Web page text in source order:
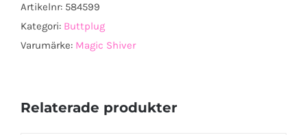
Artikelnr: 584599
Kategori: Buttplug
Varumärke: Magic Shiver
Relaterade produkter